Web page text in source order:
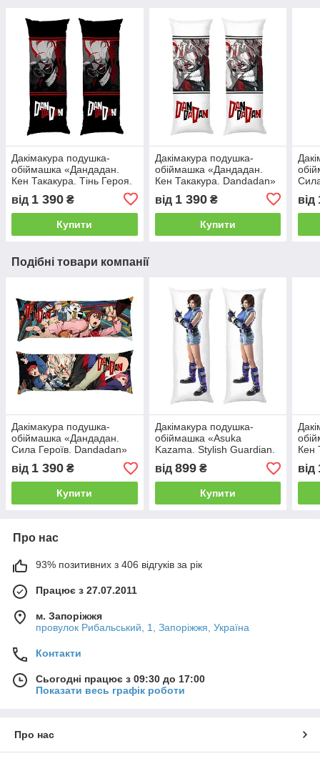
Дакімакура подушка-
обіймашка «Дандадан.
Кен Такакура. Тінь Героя.
від 1 390 ₴
Купити
Дакімакура подушка-
обіймашка «Дандадан.
Кен Такакура. Dandadan»
від 1 390₴
Купити
від
Подібні товари компанії
Дакімакура подушка-
обіймашка «Дандадан.
Сила Героїв. Dandadan»
від 1 390 ₴
Купити
Дакімакура подушка-
обіймашка «Asuka
Kazama. Stylish Guardian.
Tekken»
від 899₴
Купити
Кен
від
Про нас
93% позитивних з 406 відгуків за рік
Працює з 27.07.2011
м. Запоріжжя
провулок Рибальський, 1, Запоріжжя, Україна
Контакти
Сьогодні працює з 09:30 до 17:00
Показати весь графік роботи
Про нас